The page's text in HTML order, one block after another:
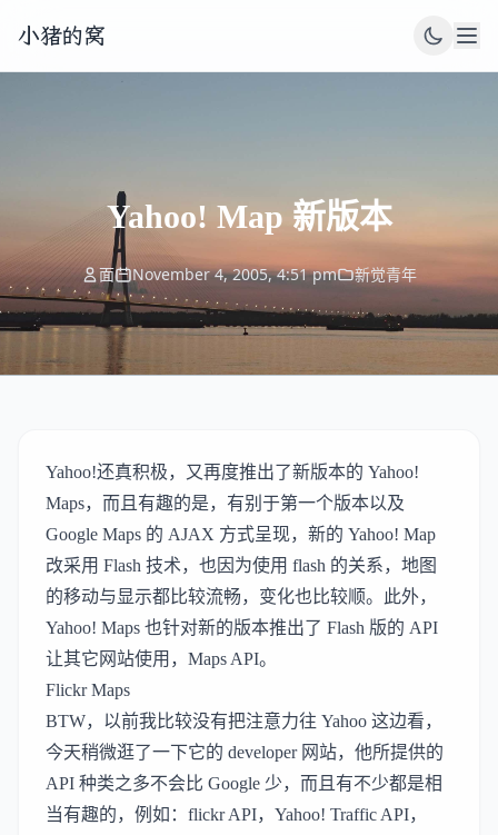
小猪的窝
Yahoo! Map 新版本
面 November 4, 2005, 4:51 pm 新觉青年
Yahoo!还真积极，又再度推出了新版本的 Yahoo!
Maps，而且有趣的是，有别于第一个版本以及
Google Maps 的 AJAX 方式呈现，新的 Yahoo! Map
改采用 Flash 技术，也因为使用 flash 的关系，地图
的移动与显示都比较流畅，变化也比较顺。此外，
Yahoo! Maps 也针对新的版本推出了 Flash 版的 API
让其它网站使用，Maps API。
Flickr Maps
BTW，以前我比较没有把注意力往 Yahoo 这边看，
今天稍微逛了一下它的 developer 网站，他所提供的
API 种类之多不会比 Google 少，而且有不少都是相
当有趣的，例如： flickr API， Yahoo! Traffic API，